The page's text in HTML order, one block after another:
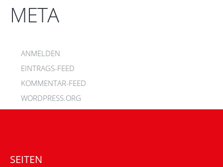
META
ANMELDEN
EINTRAGS-FEED
KOMMENTAR-FEED
WORDPRESS.ORG
SEITEN